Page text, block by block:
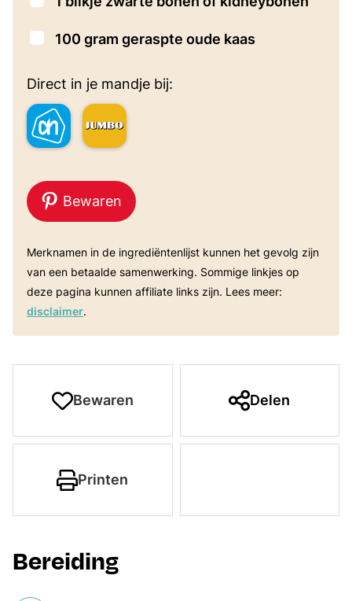
▢
100 gram geraspte oude kaas
Direct in je mandje bij:
Bewaren
Merknamen in de ingrediëntenlijst kunnen het gevolg zijn
van een betaalde samenwerking. Sommige linkjes op
deze pagina kunnen affiliate links zijn. Lees meer:
disclaimer.
Bewaren Delen
Printen
Bereiding